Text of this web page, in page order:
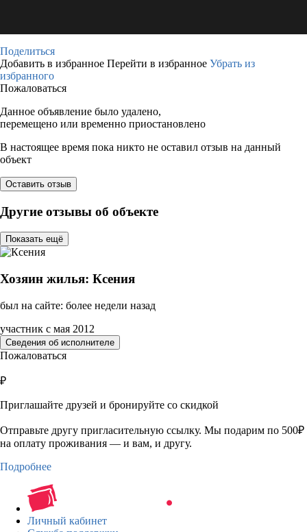
Поделиться
Добавить в избранное Перейти в избранное Убрать из
избранного
Пожаловаться
Данное объявление было удалено,
перемещено или временно приостановлено
В настоящее время пока никто не оставил отзыв на данный
объект
Оставить отзыв
Другие отзывы об объекте
Показать ещё
Хозяин жилья: Ксения
был на сайте: более недели назад
участник с мая 2012
Сведения об исполнителе
Пожаловаться
₽
Приглашайте друзей и бронируйте со скидкой
Отправьте другу пригласительную ссылку. Мы подарим по 500₽
на оплату проживания — и вам, и другу.
Подробнее
Личный кабинет